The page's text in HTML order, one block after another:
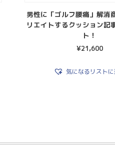
男性に「ゴルフ腰痛」解消
リエイトするクッション記
ト！
¥21,600
気になるリスト